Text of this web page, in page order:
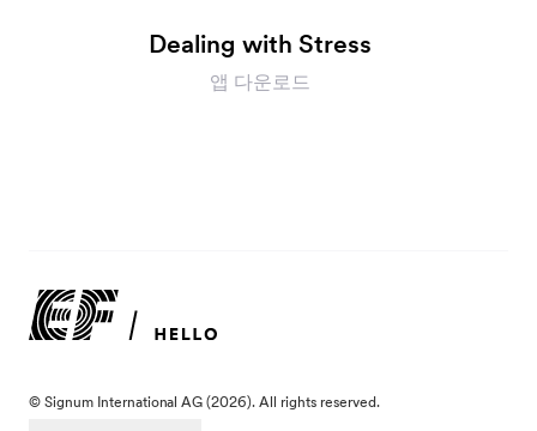
Dealing with Stress
앱 다운로드
© Signum International AG (2026). All rights reserved.